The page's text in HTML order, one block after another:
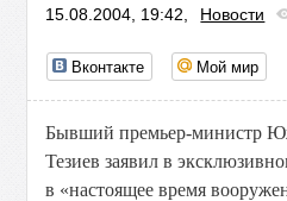
15.08.2004, 19:42, Новости
Вконтакте Мой мир
Бывший премьер-министр
Тезиев заявил в
в «настоящее время